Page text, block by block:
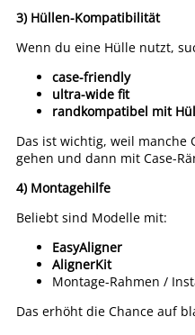
3) Hüllen-Kompatibilität
Wenn du eine Hülle nutzt,
case-friendly
ultra-wide fit
randkompatibel mit
Das ist wichtig, weil manche
gehen und dann mit Case-
4) Montagehilfe
Beliebt sind Modelle mit:
EasyAligner
AlignerKit
Montage-Rahmen /
Das erhöht die Chance auf